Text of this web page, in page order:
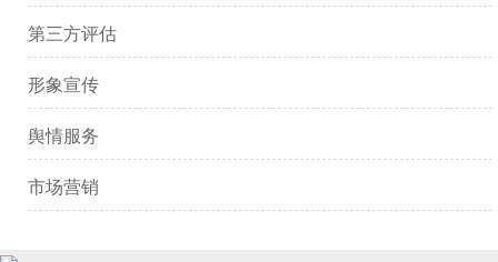
第三方评估
形象宣传
舆情服务
市场营销